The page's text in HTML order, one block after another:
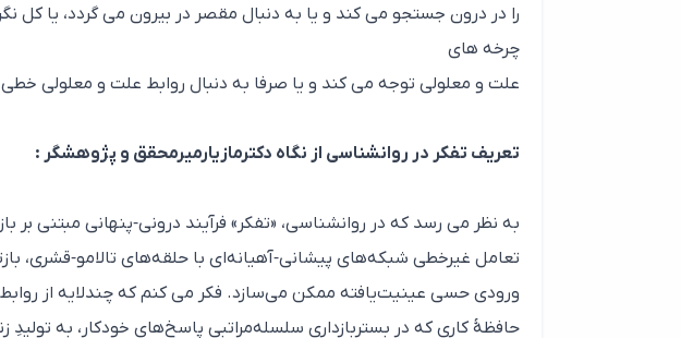
را در درون جستجو می کند و یا به دنبال مقصر در بیرون می گردد، یا کل
چرخه های
علت و معلولی توجه می کند و یا صرفا به دنبال روابط علت و معلولی
تعریف تفکر در روانشناسی از نگاه دکترمازیارمیرمحقق و پژوهشگر :
به نظر می رسد که در روانشناسی، «تفکر» فرآیند درونی‑پنهانی مبتنی
تعامل غیرخطی شبکه‌های پیشانی‑آهیانه‌ای با حلقه‌های تالامو‑قشری،
ورودی حسی عینیت‌یافته ممکن می‌سازد. فکر می کنم که چندلایه از
حافظهٔ کاری که در بستربازداری سلسله‌مراتبی پاسخ‌های خودکار، به تولیدِ